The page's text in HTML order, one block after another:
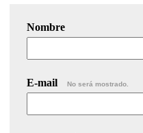
Nombre
E-mail No será mostrado.